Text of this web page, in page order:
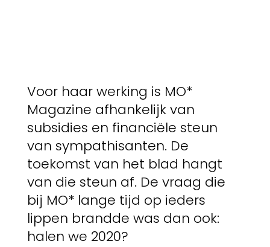
Voor haar werking is MO*
Magazine afhankelijk van
subsidies en financiële steun
van sympathisanten. De
toekomst van het blad hangt
van die steun af. De vraag die
bij MO* lange tijd op ieders
lippen brandde was dan ook:
halen we 2020?